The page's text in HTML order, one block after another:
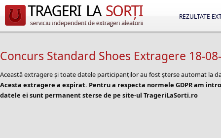
REZULTATE
Concurs Standard Shoes Extragere 18-
Această extragere și toate datele participanților au fost șterse automat la
Acesta extragere a expirat. Pentru a respecta normele GDPR am
datele ei sunt permanent sterse de pe site-ul TrageriLaSorti.ro